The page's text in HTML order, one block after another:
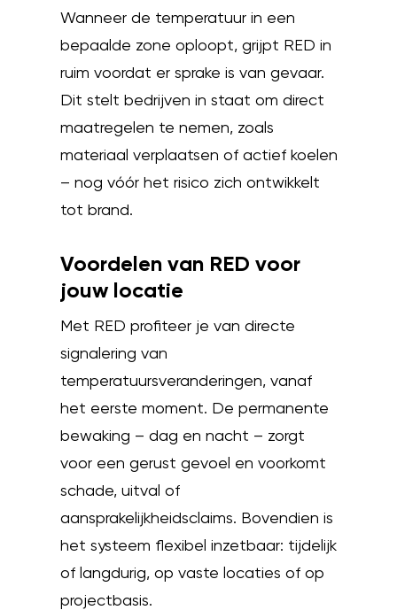
Wanneer de temperatuur in een
bepaalde zone oploopt, grijpt RED in
ruim voordat er sprake is van gevaar.
Dit stelt bedrijven in staat om direct
maatregelen te nemen, zoals
materiaal verplaatsen of actief koelen
– nog vóór het risico zich ontwikkelt
tot brand.
Voordelen van RED voor
jouw locatie
Met RED profiteer je van directe
signalering van
temperatuursveranderingen, vanaf
het eerste moment. De permanente
bewaking – dag en nacht – zorgt
voor een gerust gevoel en voorkomt
schade, uitval of
aansprakelijkheidsclaims. Bovendien is
het systeem flexibel inzetbaar: tijdelijk
of langdurig, op vaste locaties of op
projectbasis.